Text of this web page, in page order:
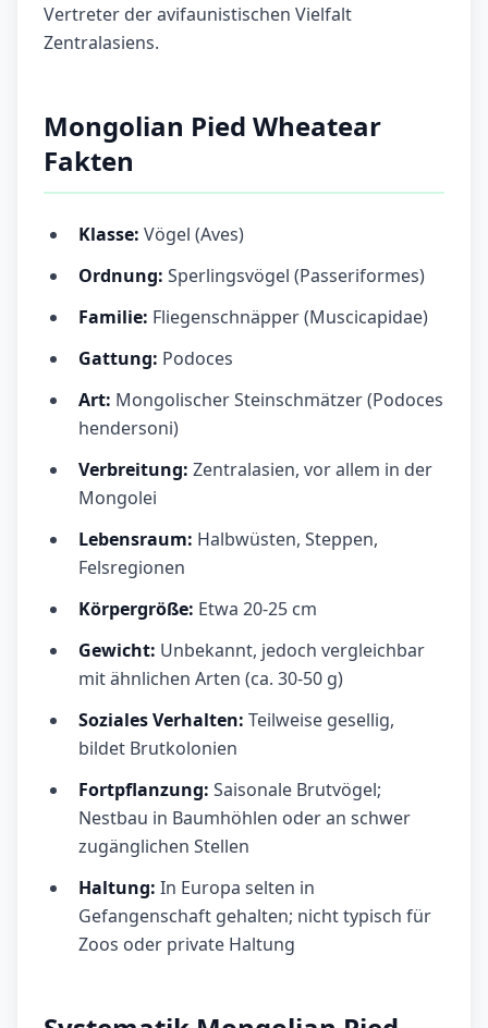
Vertreter der avifaunistischen Vielfalt
Zentralasiens.
Mongolian Pied Wheatear
Fakten
Klasse: Vögel (Aves)
Ordnung: Sperlingsvögel (Passeriformes)
Familie: Fliegenschnäpper (Muscicapidae)
Gattung: Podoces
Art: Mongolischer Steinschmätzer (Podoces
hendersoni)
Verbreitung: Zentralasien, vor allem in der
Mongolei
Lebensraum: Halbwüsten, Steppen,
Felsregionen
Körpergröße: Etwa 20-25 cm
Gewicht: Unbekannt, jedoch vergleichbar
mit ähnlichen Arten (ca. 30-50 g)
Soziales Verhalten: Teilweise gesellig,
bildet Brutkolonien
Fortpflanzung: Saisonale Brutvögel;
Nestbau in Baumhöhlen oder an schwer
zugänglichen Stellen
Haltung: In Europa selten in
Gefangenschaft gehalten; nicht typisch für
Zoos oder private Haltung